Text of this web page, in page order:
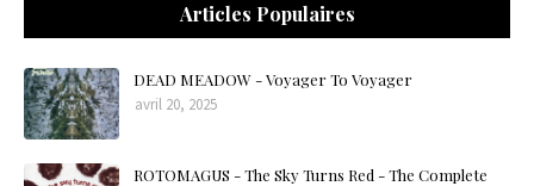
Articles Populaires
DEAD MEADOW - Voyager To Voyager
avril 20, 2025
ROTOMAGUS - The Sky Turns Red - The Complete